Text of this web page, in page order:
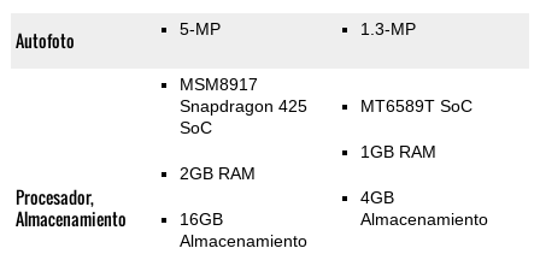
Autofoto 5-MP 1.3-MP
Procesador,
Almacenamiento
MSM8917
Snapdragon 425
SoC
2GB RAM
16GB
Almacenamiento
MT6589T SoC
1GB RAM
4GB
Almacenamiento